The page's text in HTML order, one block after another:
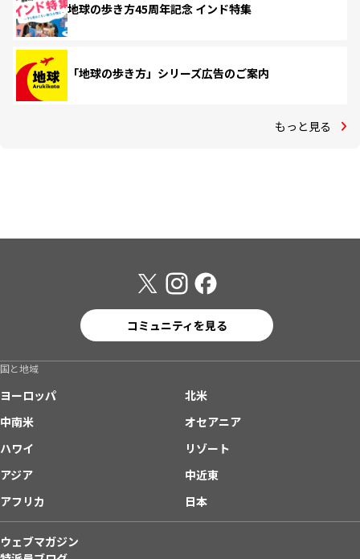
地球の歩き方45周年記念 インド特集
「地球の歩き方」シリーズ広告のご案内
もっと見る
コミュニティを見る
国と地域
ヨーロッパ
北米
中南米
オセアニア
ハワイ
リゾート
アジア
中近東
アフリカ
日本
ウェブマガジン